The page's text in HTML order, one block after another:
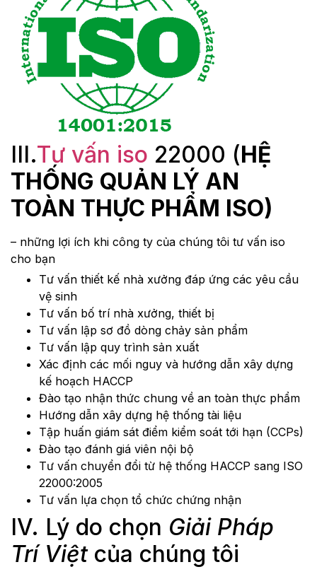
III.Tư vấn iso 22000 (HỆ
THỐNG QUẢN LÝ AN
TOÀN THỰC PHẨM ISO)
– những lợi ích khi công ty của chúng tôi tư vấn iso
cho bạn
Tư vấn thiết kế nhà xưởng đáp ứng các yêu cầu
vệ sinh
Tư vấn bố trí nhà xưởng, thiết bị
Tư vấn lập sơ đồ dòng chảy sản phẩm
Tư vấn lập quy trình sản xuất
Xác định các mối nguy và hướng dẫn xây dựng
kế hoạch HACCP
Đào tạo nhận thức chung về an toàn thực phẩm
Hướng dẫn xây dựng hệ thống tài liệu
Tập huấn giám sát điểm kiểm soát tới hạn (CCPs)
Đào tạo đánh giá viên nội bộ
Tư vấn chuyển đổi từ hệ thống HACCP sang ISO
22000:2005
Tư vấn lựa chọn tổ chức chứng nhận
IV. Lý do chọn Giải Pháp
Trí Việtcủa chúng tôi